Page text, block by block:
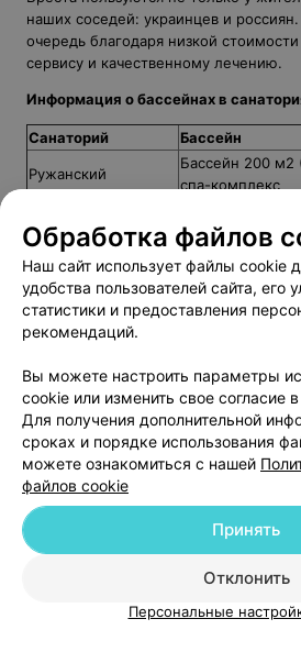
наших соседей: украинцев и
очередь благодаря низкой
сервису и качественному лечению.
Информация о бассейнах в
Санаторий Бассейн
Ружанский
Бассейн 200
спа-комплекс
Буг
Процедурный
Брестагроздравница
Бассейн с
(8х25 м)
Солнечный
Бассейн: 16 х
Наш портал поможет вам выбрать
Мы включили всю необходимую
санаториев: адреса, телефоны,
заездов. Удаленность санаториев от
пейзажи – все это поможет вам
белорусских санаториях.
Добавить
Обработка файлов
Наш сайт использует файлы cookie
удобства пользователей сайта, его
статистики и предоставления
рекомендаций.
Вы можете настроить параметры
cookie или изменить свое согласие
Для получения дополнительной
сроках и порядке использования
можете ознакомиться с нашей
файлов cookie
Отклонить
Принять
Персональные